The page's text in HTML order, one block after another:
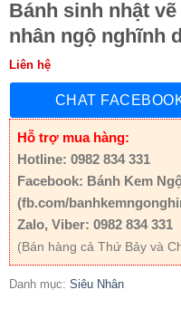
Bánh sinh nhật
nhân ngộ nghĩnh
Liên hệ
CHAT
Hỗ trợ mua hàng:
Hotline: 0982 834 331
Facebook: Bánh Kem
(fb.com/
Zalo, Viber: 0982 834 331
(Bán hàng cả Thứ Bảy và
Danh mục: Siêu Nhân